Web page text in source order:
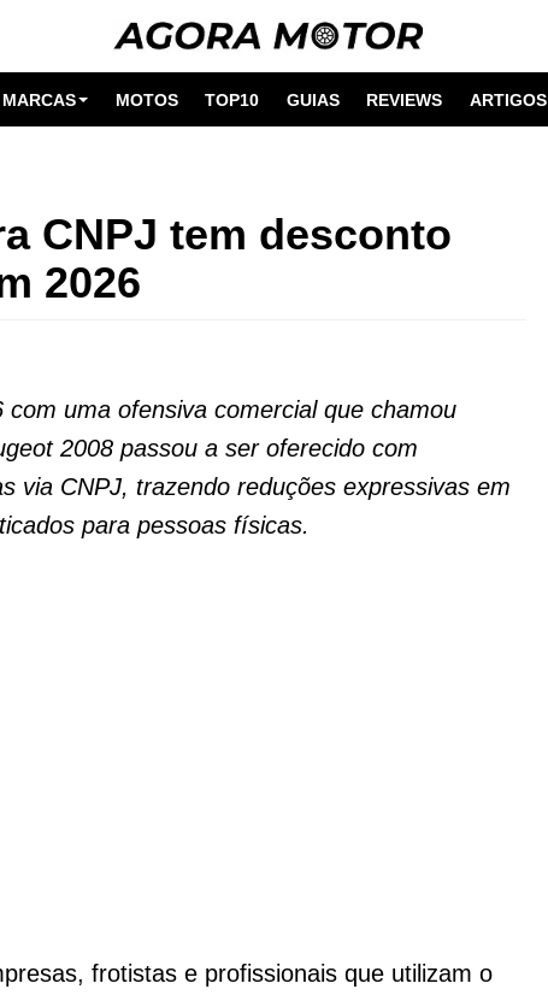
MARCAS MOTOS TOP10 GUIAS REVIEWS ARTIGOS
CNPJ tem desconto
2026
uma ofensiva comercial que chamou
2008 passou a ser oferecido com
via CNPJ, trazendo reduções expressivas em
para pessoas físicas.
frotistas e profissionais que utilizam o